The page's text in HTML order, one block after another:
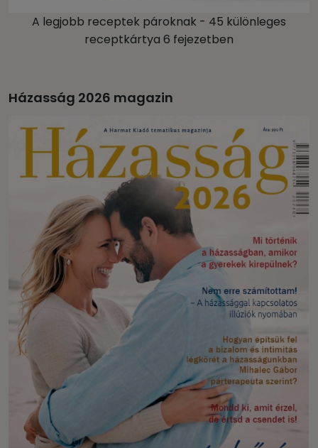
A legjobb receptek pároknak - 45 különleges
receptkártya 6 fejezetben
Házasság 2026 magazin